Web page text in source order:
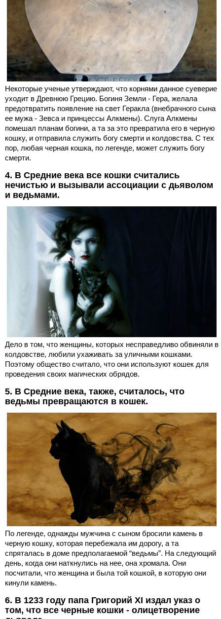
Некоторые ученые утверждают, что корнями данное суеверие
уходит в Древнюю Грецию. Богиня Земли - Гера, желала
предотвратить появление на свет Геракла (внебрачного сына
ее мужа - Зевса и принцессы Алкмены). Слуга Алкмены
помешал планам богини, а та за это превратила его в черную
кошку, и отправила служить богу смерти и колдовства. С тех
пор, любая черная кошка, по легенде, может служить богу
смерти.
4. В Средние века все кошки считались
нечистью и вызывали ассоциации с дьяволом
и ведьмами.
Дело в том, что женщины, которых несправедливо обвиняли в
колдовстве, любили ухаживать за уличными кошками.
Поэтому общество считало, что они используют кошек для
проведения своих магических обрядов.
5. В Средние века, также, считалось, что
ведьмы превращаются в кошек.
По легенде, однажды мужчина с сыном бросили камень в
черную кошку, которая перебежала им дорогу, а та
спряталась в доме предполагаемой “ведьмы”. На следующий
день, когда они наткнулись на нее, она хромала. Они
посчитали, что женщина и была той кошкой, в которую они
кинули камень.
6. В 1233 году папа Григорий XI издал указ о
том, что все черные кошки - олицетворение